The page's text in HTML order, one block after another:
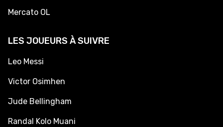
Mercato OL
LES JOUEURS À SUIVRE
Leo Messi
Victor Osimhen
Jude Bellingham
Randal Kolo Muani